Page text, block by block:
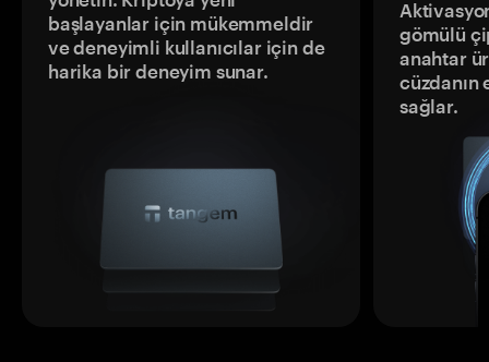
başlayanlar için mükemmeldir
ve deneyimli kullanıcılar için de
harika bir deneyim sunar.
gömülü
anahtar
sağlar.